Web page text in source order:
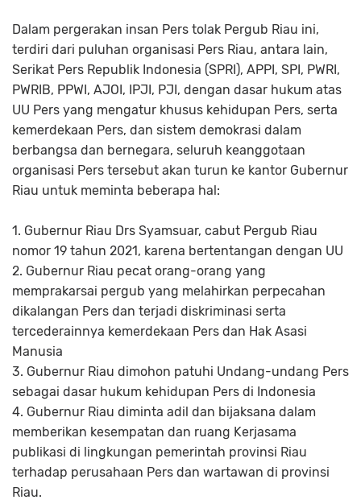
Dalam pergerakan insan Pers tolak Pergub Riau ini,
terdiri dari puluhan organisasi Pers Riau, antara lain,
Serikat Pers Republik Indonesia (SPRI), APPI, SPI, PWRI,
PWRIB, PPWI, AJOI, IPJI, PJI, dengan dasar hukum atas
UU Pers yang mengatur khusus kehidupan Pers, serta
kemerdekaan Pers, dan sistem demokrasi dalam
berbangsa dan bernegara, seluruh keanggotaan
organisasi Pers tersebut akan turun ke kantor Gubernur
Riau untuk meminta beberapa hal:
1. Gubernur Riau Drs Syamsuar, cabut Pergub Riau
nomor 19 tahun 2021, karena bertentangan dengan UU
2. Gubernur Riau pecat orang-orang yang
memprakarsai pergub yang melahirkan perpecahan
dikalangan Pers dan terjadi diskriminasi serta
tercederainnya kemerdekaan Pers dan Hak Asasi
Manusia
3. Gubernur Riau dimohon patuhi Undang-undang Pers
sebagai dasar hukum kehidupan Pers di Indonesia
4. Gubernur Riau diminta adil dan bijaksana dalam
memberikan kesempatan dan ruang Kerjasama
publikasi di lingkungan pemerintah provinsi Riau
terhadap perusahaan Pers dan wartawan di provinsi
Riau.